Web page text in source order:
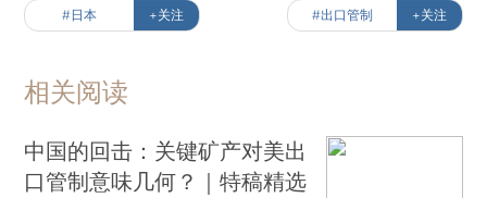
#日本 +关注 #出口管制 +关注
相关阅读
中国的回击：关键矿产对美出
口管制意味几何？｜特稿精选